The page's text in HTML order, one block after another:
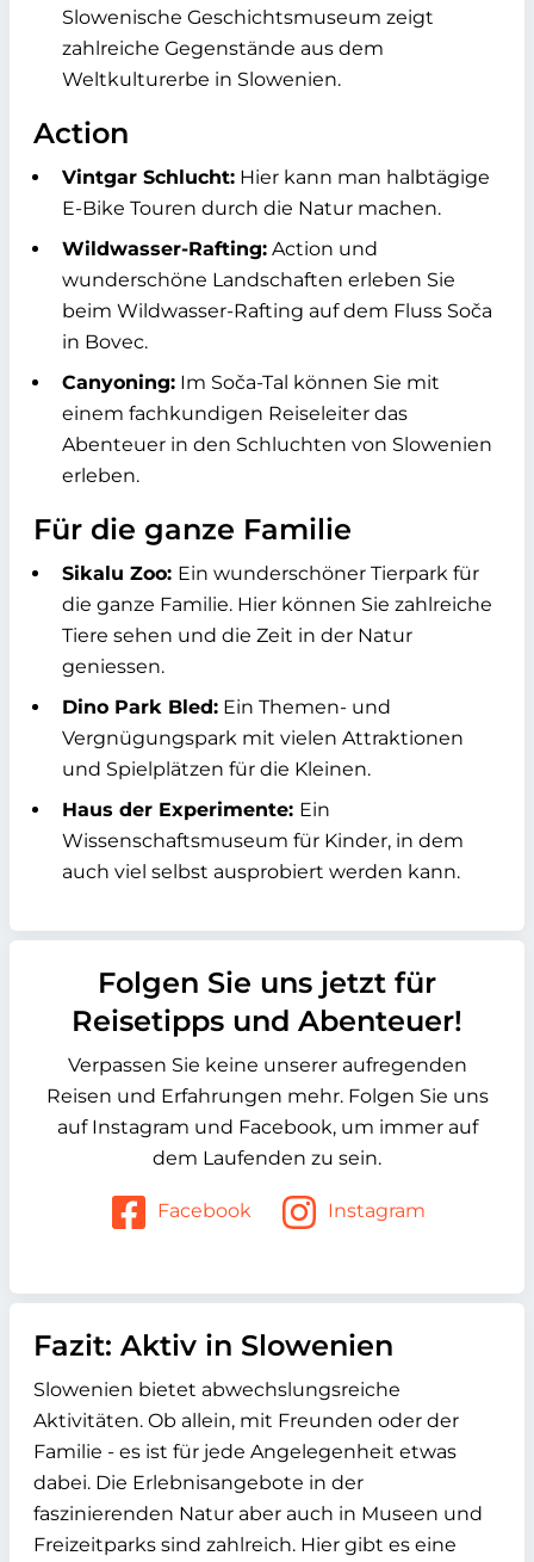
Slowenische Geschichtsmuseum zeigt
zahlreiche Gegenstände aus dem
Weltkulturerbe in Slowenien.
Action
Vintgar Schlucht: Hier kann man halbtägige
E-Bike Touren durch die Natur machen.
Wildwasser-Rafting: Action und
wunderschöne Landschaften erleben Sie
beim Wildwasser-Rafting auf dem Fluss Soča
in Bovec.
Canyoning: Im Soča-Tal können Sie mit
einem fachkundigen Reiseleiter das
Abenteuer in den Schluchten von Slowenien
erleben.
Für die ganze Familie
Sikalu Zoo: Ein wunderschöner Tierpark für
die ganze Familie. Hier können Sie zahlreiche
Tiere sehen und die Zeit in der Natur
geniessen.
Dino Park Bled: Ein Themen- und
Vergnügungspark mit vielen Attraktionen
und Spielplätzen für die Kleinen.
Haus der Experimente: Ein
Wissenschaftsmuseum für Kinder, in dem
auch viel selbst ausprobiert werden kann.
Folgen Sie uns jetzt für
Reisetipps und Abenteuer!
Verpassen Sie keine unserer aufregenden
Reisen und Erfahrungen mehr. Folgen Sie uns
auf Instagram und Facebook, um immer auf
dem Laufenden zu sein.
Facebook Instagram
Fazit: Aktiv in Slowenien
Slowenien bietet abwechslungsreiche
Aktivitäten. Ob allein, mit Freunden oder der
Familie - es ist für jede Angelegenheit etwas
dabei. Die Erlebnisangebote in der
faszinierenden Natur aber auch in Museen und
Freizeitparks sind zahlreich. Hier gibt es eine